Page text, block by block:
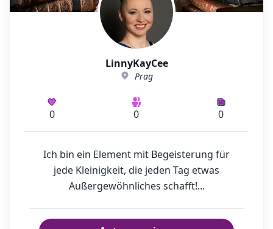
LinnyKayCee
Prag
0 0 0
Ich bin ein Element mit Begeisterung für
jede Kleinigkeit, die jeden Tag etwas
Außergewöhnliches schafft!...